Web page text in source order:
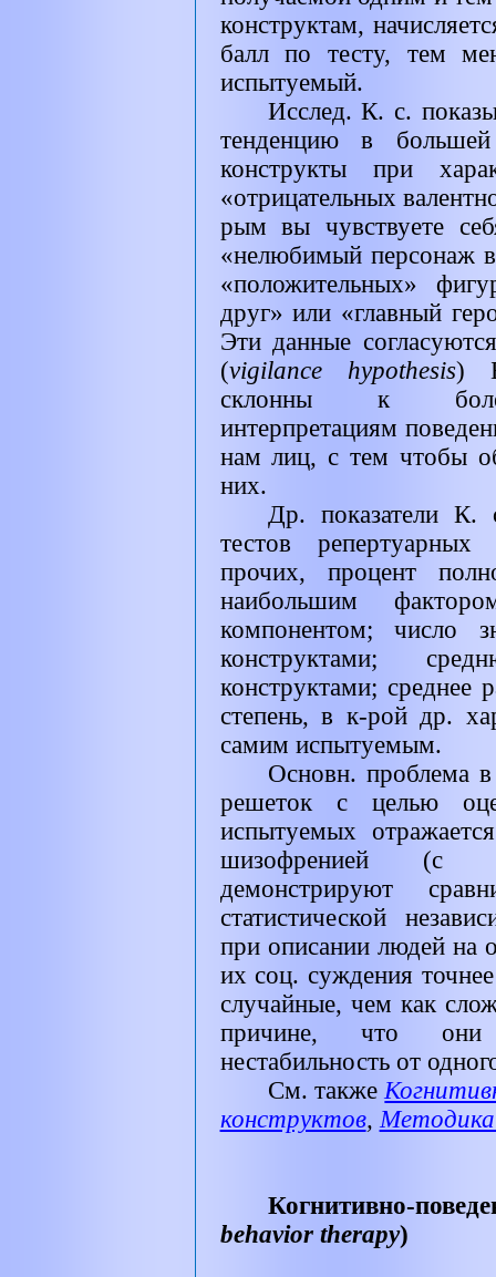
конструктам,
балл по тесту, тем
испытуемый.
Исслед. К. с.
тенденцию в большей
конструкты при
«отрицательных
рым вы чувствуете
«нелюбимый персонаж
«положительных»
друг» или «главный
Эти данные
(vigilance hypothesis)
склонны к более
интерпретациям
нам лиц, с тем чтобы
них.
Др. показатели К.
тестов
прочих, процент
наибольшим
компонентом; число
конструктами;
конструктами; среднее
степень, в к-рой др.
самим испытуемым.
Основн. проблема в
решеток с целью
испытуемых
шизофренией (с
демонстрируют
статистической
при описании людей на
их соц. суждения
случайные, чем как
причине, что они
нестабильность от
См. также
конструктов,
Когнитивно-
behavior therapy)